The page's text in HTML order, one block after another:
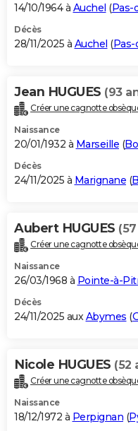
14/10/1964 à Auchel (Pas-
Décès
28/11/2025 à Auchel (Pas-
Jean HUGUES (93
Créer une cagnotte
Naissance
20/01/1932 à Marseille (
Décès
24/11/2025 à Marignane (
Aubert HUGUES
Créer une cagnotte
Naissance
26/03/1968 à Pointe-à-
Décès
24/11/2025 auxAbymes (
Nicole HUGUES (52
Créer une cagnotte
Naissance
18/12/1972 à Perpignan (